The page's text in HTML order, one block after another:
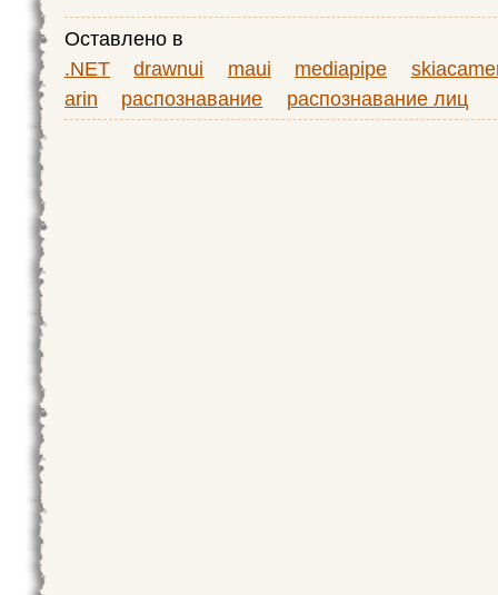
Оставлено в
.NET
drawnui maui mediapipe
arin
распознавание распознавание лиц